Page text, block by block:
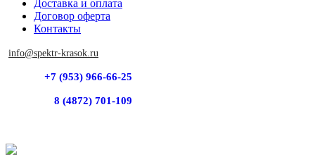
Доставка и оплата
Договор оферта
Контакты
info@spektr-krasok.ru
+7 (953) 966-66-25
8 (4872) 701-109